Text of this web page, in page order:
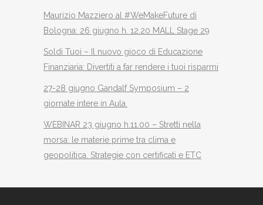
Maurizio Mazziero al #WeMakeFuture di
Bologna: 26 giugno h. 12.20 MALL Stage 29
Soldi Tuoi – Il nuovo gioco di Educazione
Finanziaria: Divertiti a far rendere i tuoi risparmi
27-28 giugno Gandalf Symposium – 2
giornate intere in Aula.
WEBINAR 23 giugno h.11.00 – Stretti nella
morsa: le materie prime tra clima e
geopolitica. Strategie con certificati e ETC